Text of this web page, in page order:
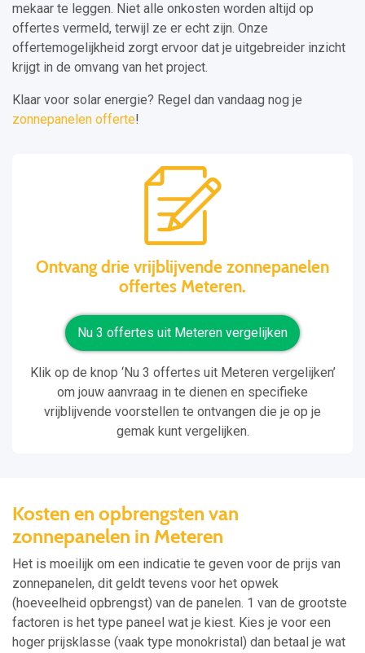
mekaar te leggen. Niet alle onkosten worden altijd op
offertes vermeld, terwijl ze er echt zijn. Onze
offertemogelijkheid zorgt ervoor dat je uitgebreider inzicht
krijgt in de omvang van het project.
Klaar voor solar energie? Regel dan vandaag nog je
zonnepanelen offerte!
Ontvang drie vrijblijvende zonnepanelen
offertes Meteren.
Nu 3 offertes uit Meteren vergelijken
Klik op de knop ‘Nu 3 offertes uit Meteren vergelijken’
om jouw aanvraag in te dienen en specifieke
vrijblijvende voorstellen te ontvangen die je op je
gemak kunt vergelijken.
Kosten en opbrengsten van
zonnepanelen in Meteren
Het is moeilijk om een indicatie te geven voor de prijs van
zonnepanelen, dit geldt tevens voor het opwek
(hoeveelheid opbrengst) van de panelen. 1 van de grootste
factoren is het type paneel wat je kiest. Kies je voor een
hoger prijsklasse (vaak type monokristal) dan betaal je wat